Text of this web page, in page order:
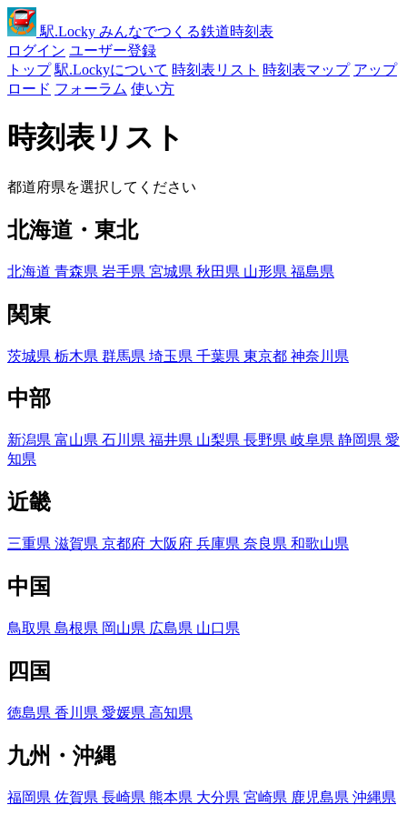
駅.Locky みんなでつくる鉄道時刻表
ログイン ユーザー登録
トップ 駅.Lockyについて 時刻表リスト 時刻表マップ アップ
ロード フォーラム 使い方
時刻表リスト
都道府県を選択してください
北海道・東北
北海道 青森県 岩手県 宮城県 秋田県 山形県 福島県
関東
茨城県 栃木県 群馬県 埼玉県 千葉県 東京都 神奈川県
中部
新潟県 富山県 石川県 福井県 山梨県 長野県 岐阜県 静岡県 愛
知県
近畿
三重県 滋賀県 京都府 大阪府 兵庫県 奈良県 和歌山県
中国
鳥取県 島根県 岡山県 広島県 山口県
四国
徳島県 香川県 愛媛県 高知県
九州・沖縄
福岡県 佐賀県 長崎県 熊本県 大分県 宮崎県 鹿児島県 沖縄県